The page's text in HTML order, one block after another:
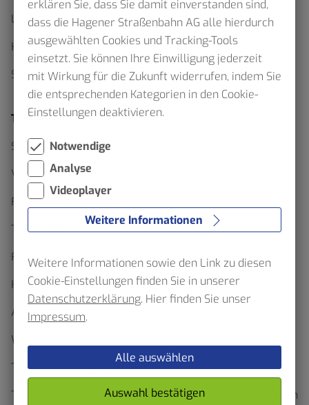
Linienfahrpläne
Haltestellenskizzen
Schülerverkehr
Ticketfinder
Schluss mit Waben Wirrwarr
Verkehrserhebung im Verbundgebiet – VRR bittet
Fahrgäste um Mithilfe
Ticketfinder
Formulare und Anträge
HST App
Abo-Onlineshop
Wo gibt es Tickets zu kaufen?
Tarifgebiete, Regionen & Preisstufen
Tarifbestimmungen, Beförderungs- und Abobedingungen
erklären Sie, dass Sie damit einverstanden sind,
dass die Hagener Straßenbahn AG alle hierdurch
ausgewählten Cookies und Tracking-Tools
einsetzt. Sie können Ihre Einwilligung jederzeit
mit Wirkung für die Zukunft widerrufen, indem Sie
die entsprechenden Kategorien in den Cookie-
Einstellungen deaktivieren.
Notwendige
Analyse
Videoplayer
Weitere Informationen
Weitere Informationen sowie den Link zu diesen
Cookie-Einstellungen finden Sie in unserer
Datenschutzerklärung. Hier finden Sie unser
Impressum.
Alle auswählen
Auswahl bestätigen